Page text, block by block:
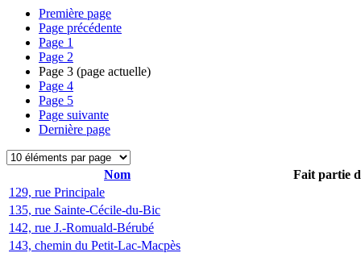
Première page
Page précédente
Page 1
Page 2
Page 3 (page actuelle)
Page 4
Page 5
Page suivante
Dernière page
Nom
Fait partie
129, rue Principale
135, rue Sainte-Cécile-du-Bic
142, rue J.-Romuald-Bérubé
143, chemin du Petit-Lac-Macpès